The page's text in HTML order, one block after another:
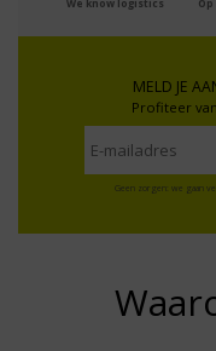
We know logistics
MELD JE
Profiteer
Geen zorgen: we gaan